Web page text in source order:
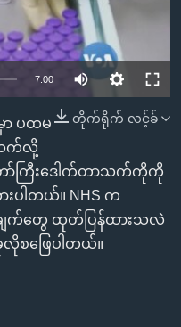
7:00
တိုက်ရိုက် လင့်ခ်
ပထမ
သက်လို့
ော်ကြီးဒေါက်တာသက်ကိုကို
ပါတယ်။ NHS က
က်တွေ ထုတ်ပြန်ထားသလဲ
ဖြေပါတယ်။